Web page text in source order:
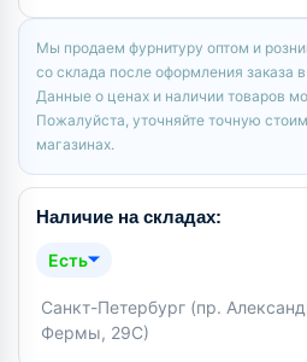
Мы продаем фурнитуру оптом и
со склада после оформления заказа
Данные о ценах и наличии товаров
Пожалуйста, уточняйте точную
магазинах.
Наличие на складах:
Есть
Санкт-Петербург (пр.
Фермы, 29С)